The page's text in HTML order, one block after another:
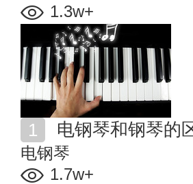
1.3w+
电钢琴和钢琴的
电钢琴
1.7w+